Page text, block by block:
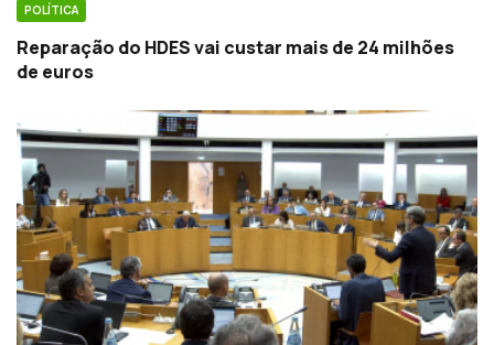
POLÍTICA
Reparação do HDES vai custar mais de 24 milhões
de euros